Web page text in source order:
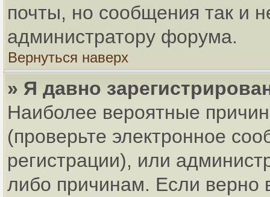
почты, но сообщения так и
администратору форума.
Вернуться наверх
» Я давно
Наиболее вероятные
(проверьте электронное
регистрации), или
либо причинам. Если верно